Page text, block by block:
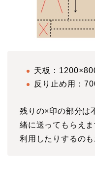
天板：
反り止め用：
残りの×印の部分は
緒に送ってもらえ
利用したりするのも